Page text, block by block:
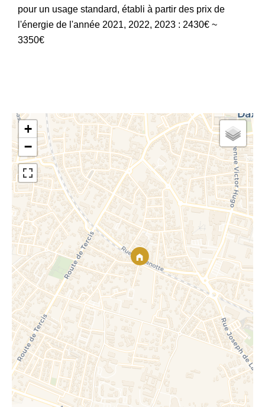
pour un usage standard, établi à partir des prix de
l'énergie de l'année 2021, 2022, 2023 : 2430€ ~
3350€
+
−